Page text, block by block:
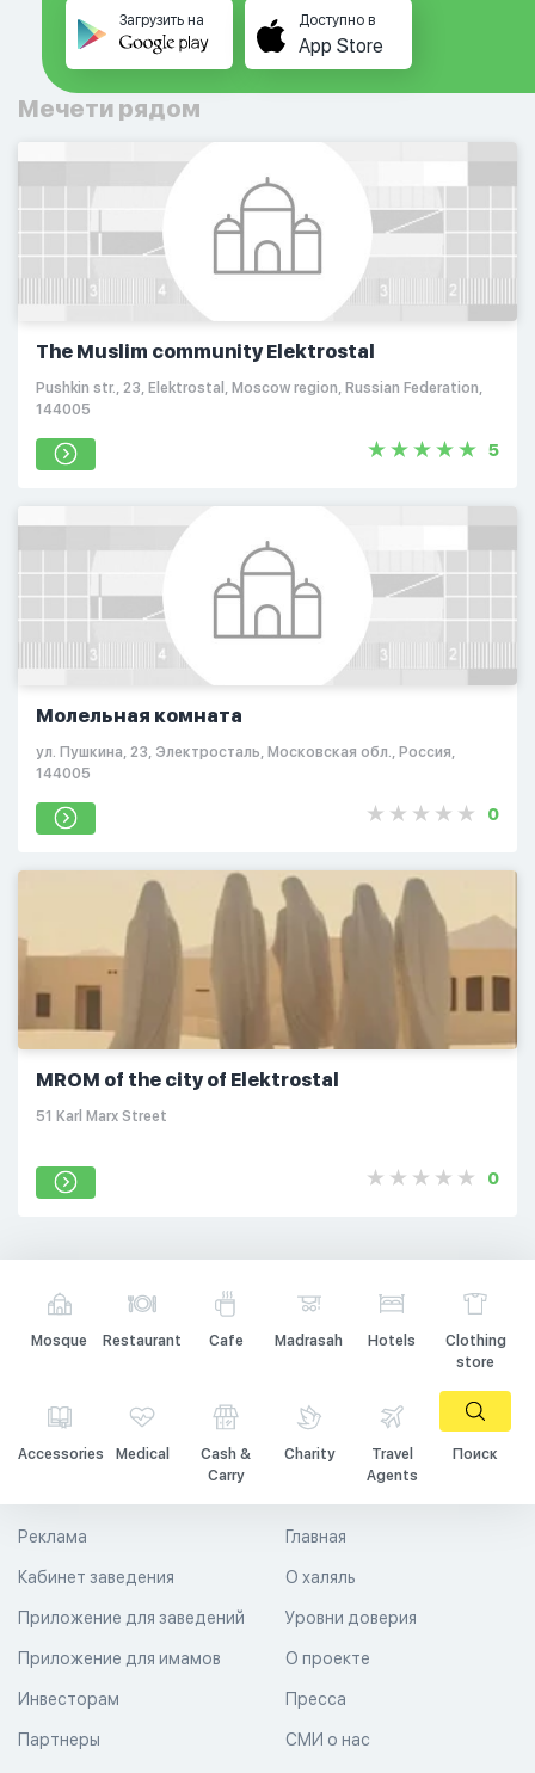
Загрузить на Доступно в
App Store
Мечети рядом
The Muslim community Elektrostal
Pushkin str., 23, Elektrostal, Moscow region, Russian Federation,
144005
5
Молельная комната
ул. Пушкина, 23, Электросталь, Московская обл., Россия,
144005
0
MROM of the city of Elektrostal
51 Karl Marx Street
0
Mosque Restaurant Cafe Madrasah Hotels
Clothing
store
Accessories Medical
Cash &
Carry
Charity
Travel
Agents
Поиск
Главная
О халяль
Уровни доверия
Реклама
Кабинет заведения
Приложение для заведений
Приложение для имамов О проекте
Пресса
СМИ о нас
Инвесторам
Партнеры